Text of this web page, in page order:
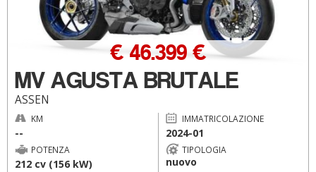
MV AGUSTA BRUTALE
ASSEN
€ 46.399 €
KM
--
IMMATRICOLAZIONE
2024-01
POTENZA
212 cv (156 kW)
TIPOLOGIA
nuovo